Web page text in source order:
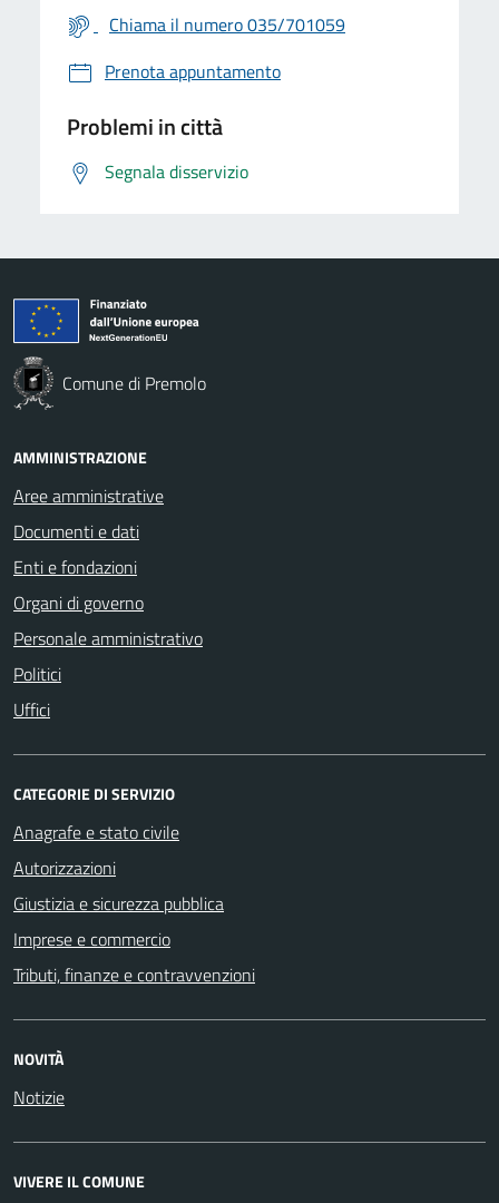
Chiama il numero 035/701059
Prenota appuntamento
Problemi in città
Segnala disservizio
Comune di Premolo
AMMINISTRAZIONE
Aree amministrative
Documenti e dati
Enti e fondazioni
Organi di governo
Personale amministrativo
Politici
Uffici
CATEGORIE DI SERVIZIO
Anagrafe e stato civile
Autorizzazioni
Giustizia e sicurezza pubblica
Imprese e commercio
Tributi, finanze e contravvenzioni
NOVITÀ
Notizie
VIVERE IL COMUNE